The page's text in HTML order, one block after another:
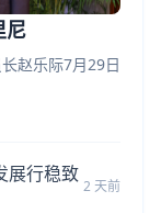
尼
赵乐际7月29日
展行稳致
2 天前